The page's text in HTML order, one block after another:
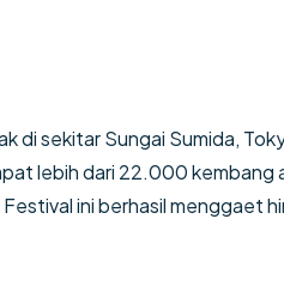
sekitar Sungai Sumida,
lebih dari 22.000
ini berhasil menggaet